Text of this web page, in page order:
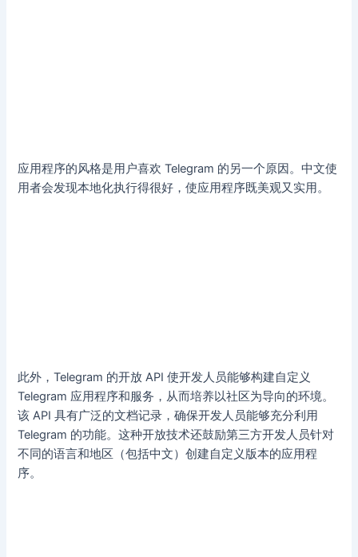
应用程序的风格是用户喜欢 Telegram 的另一个原因。中文使
用者会发现本地化执行得很好，使应用程序既美观又实用。
此外，Telegram 的开放 API 使开发人员能够构建自定义
Telegram 应用程序和服务，从而培养以社区为导向的环境。
该 API 具有广泛的文档记录，确保开发人员能够充分利用
Telegram 的功能。这种开放技术还鼓励第三方开发人员针对
不同的语言和地区（包括中文）创建自定义版本的应用程
序。